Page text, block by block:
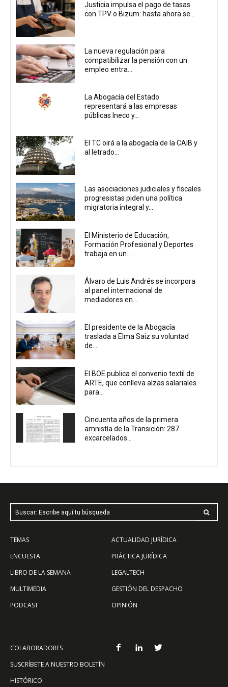
Justicia impulsa el pago de tasas
con TPV o Bizum: hasta ahora se...
La nueva regulación para
compatibilizar la pensión con un
empleo entra...
La Abogacía del Estado
representará a las empresas
públicas Ineco y...
El TC oirá a la abogacía de la CAIB y
al letrado...
Las asociaciones judiciales y fiscales
progresistas piden una política
migratoria integral y...
El Ministerio de Educación,
Formación Profesional y Deportes
trabaja en un...
Álvaro de Luis Andrés se incorpora
al panel internacional de
mediadores en...
El presidente de la Abogacía
traslada a Elma Saiz su voluntad
de...
El BOE publica el convenio textil de
ARTE, que conlleva alzas salariales
para...
Cincuenta años de la primera
amnistía de la Transición: 287
excarcelados...
Buscar: Escribe aquí tu búsqueda
TEMAS
ENCUESTA
LIBRO DE LA SEMANA
MULTIMEDIA
PODCAST
ACTUALIDAD JURÍDICA
PRÁCTICA JURÍDICA
LEGALTECH
GESTIÓN DEL DESPACHO
OPINIÓN
COLABORADORES
SUSCRÍBETE A NUESTRO BOLETÍN
HISTÓRICO